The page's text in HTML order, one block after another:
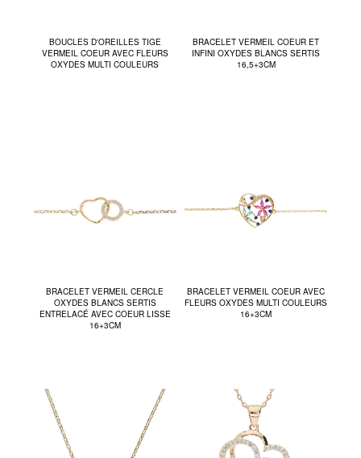
BOUCLES D'OREILLES TIGE
VERMEIL COEUR AVEC FLEURS
OXYDES MULTI COULEURS
BRACELET VERMEIL COEUR ET
INFINI OXYDES BLANCS SERTIS
16,5+3CM
BRACELET VERMEIL CERCLE
OXYDES BLANCS SERTIS
ENTRELACÉ AVEC COEUR LISSE
16+3CM
BRACELET VERMEIL COEUR AVEC
FLEURS OXYDES MULTI COULEURS
16+3CM